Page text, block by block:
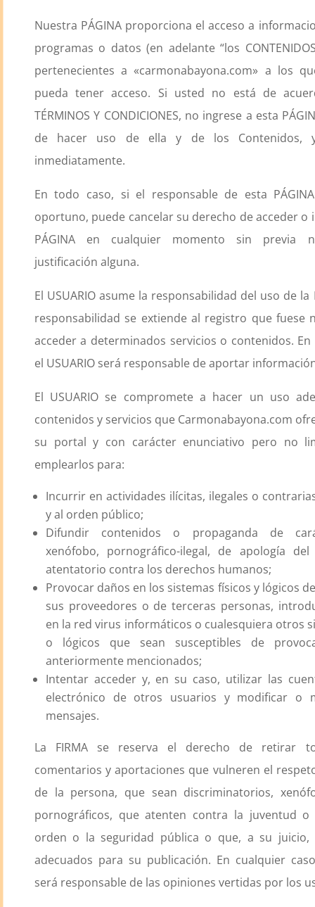
Nuestra PÁGINA proporciona el acceso a
programas o datos (en adelante “los
pertenecientes a «carmonabayona.com» a los
pueda tener acceso. Si usted no está de
TÉRMINOS Y CONDICIONES, no ingrese a esta
de hacer uso de ella y de los Contenidos,
inmediatamente.
En todo caso, si el responsable de esta
oportuno, puede cancelar su derecho de acceder o
PÁGINA en cualquier momento sin previa
justificación alguna.
El USUARIO asume la responsabilidad del uso de la
responsabilidad se extiende al registro que fuese
acceder a determinados servicios o contenidos.
el USUARIO será responsable de aportar
El USUARIO se compromete a hacer un uso
contenidos y servicios que Carmonabayona.com
su portal y con carácter enunciativo pero no
emplearlos para:
Incurrir en actividades ilícitas, ilegales o
y al orden público;
Difundir contenidos o propaganda de
xenófobo, pornográfico-ilegal, de apología
atentatorio contra los derechos humanos;
Provocar daños en los sistemas físicos y lógicos
sus proveedores o de terceras personas,
en la red virus informáticos o cualesquiera otros
o lógicos que sean susceptibles de
anteriormente mencionados;
Intentar acceder y, en su caso, utilizar las
electrónico de otros usuarios y modificar o
mensajes.
La FIRMA se reserva el derecho de retirar
comentarios y aportaciones que vulneren el
de la persona, que sean discriminatorios,
pornográficos, que atenten contra la juventud o
orden o la seguridad pública o que, a su juicio,
adecuados para su publicación. En cualquier
será responsable de las opiniones vertidas por los